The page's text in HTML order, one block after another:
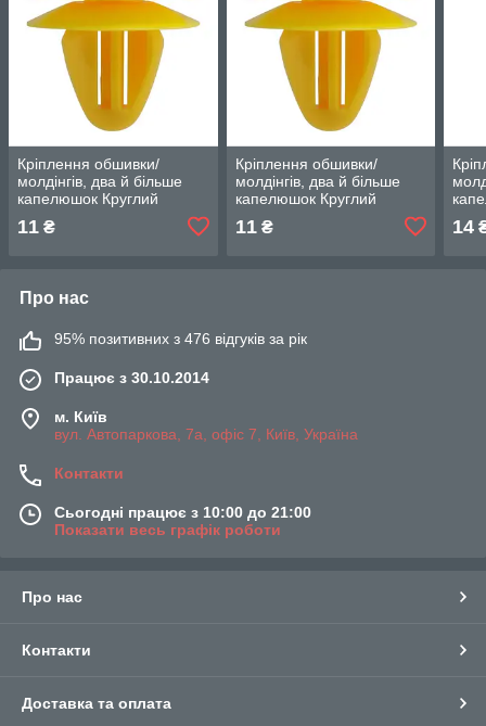
Кріплення обшивки/
молдінгів, два й більше
капелюшок Круглий
11 ₴
Кріплення обшивки/
молдінгів, два й більше
капелюшок Круглий
11₴ 14
Про нас
95% позитивних з 476 відгуків за рік
Працює з 30.10.2014
м. Київ
вул. Автопаркова, 7а, офіс 7, Київ, Україна
Контакти
Сьогодні працює з 10:00 до 21:00
Показати весь графік роботи
Про нас
Контакти
Доставка та оплата